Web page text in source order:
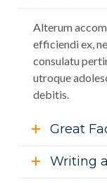
Alterum
efficiendi ex,
consulatu
utroque
debitis.
Great
Writing